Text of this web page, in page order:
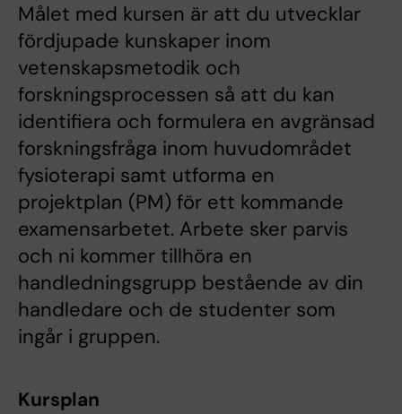
Målet med kursen är att du utvecklar
fördjupade kunskaper inom
vetenskapsmetodik och
forskningsprocessen så att du kan
identifiera och formulera en avgränsad
forskningsfråga inom huvudområdet
fysioterapi samt utforma en
projektplan (PM) för ett kommande
examensarbetet. Arbete sker parvis
och ni kommer tillhöra en
handledningsgrupp bestående av din
handledare och de studenter som
ingår i gruppen.
Kursplan